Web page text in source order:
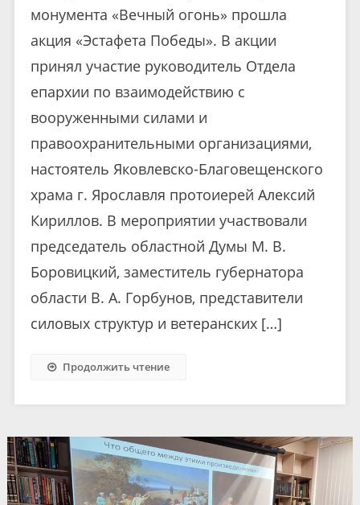
монумента «Вечный огонь» прошла
акция «Эстафета Победы». В акции
принял участие руководитель Отдела
епархии по взаимодействию с
вооруженными силами и
правоохранительными организациями,
настоятель Яковлевско-Благовещенского
храма г. Ярославля протоиерей Алексий
Кириллов. В мероприятии участвовали
председатель областной Думы М. В.
Боровицкий, заместитель губернатора
области В. А. Горбунов, представители
силовых структур и ветеранских […]
Продолжить чтение